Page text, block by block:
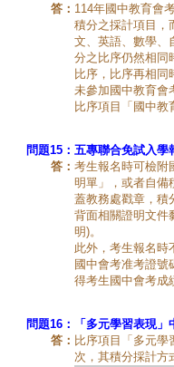
答： 114年國中教育會
積分之採計項目，
文、英語、數學、
分之比序仍然相同
比序，比序再相同
未參加國中教育會
比序項目「國中教
問題15： 五專聯合免試入學
答： 考生報名時可檢附
明單」，或者自備
蓋教務處戳章，積
背面相關證明文件
明)。
此外，考生報名時
國中會考准考證號
得考生國中會考成
問題16：
「多元學習表現
答： 比序項目「多元學
次，其積分採計方